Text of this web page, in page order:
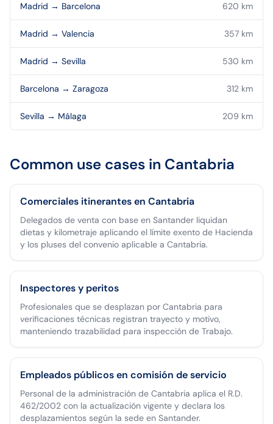
Madrid → Barcelona 620 km
Madrid → Valencia 357 km
Madrid → Sevilla 530 km
Barcelona → Zaragoza 312 km
Sevilla → Málaga 209 km
Common use cases in Cantabria
Comerciales itinerantes en Cantabria
Delegados de venta con base en Santander liquidan
dietas y kilometraje aplicando el límite exento de Hacienda
y los pluses del convenio aplicable a Cantabria.
Inspectores y peritos
Profesionales que se desplazan por Cantabria para
verificaciones técnicas registran trayecto y motivo,
manteniendo trazabilidad para inspección de Trabajo.
Empleados públicos en comisión de servicio
Personal de la administración de Cantabria aplica el R.D.
462/2002 con la actualización vigente y declara los
desplazamientos según la sede en Santander.